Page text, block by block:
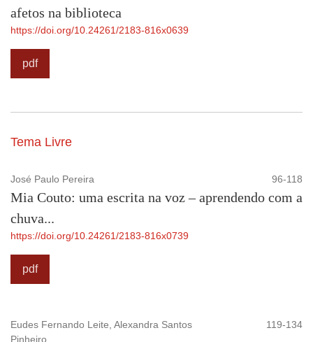
afetos na biblioteca
https://doi.org/10.24261/2183-816x0639
pdf
Tema Livre
José Paulo Pereira 96-118
Mia Couto: uma escrita na voz – aprendendo com a
chuva...
https://doi.org/10.24261/2183-816x0739
pdf
Eudes Fernando Leite, Alexandra Santos
Pinheiro
119-134